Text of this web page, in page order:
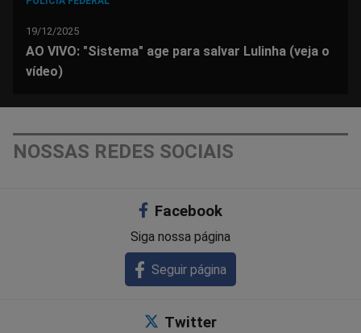
19/12/2025
AO VIVO: "Sistema" age para salvar Lulinha (veja o
vídeo)
NOSSAS REDES SOCIAIS
Facebook
Siga nossa página
Seguir página
Twitter